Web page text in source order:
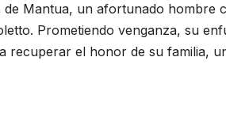
de Mantua, un afortunado hombre
Prometiendo venganza, su
recuperar el honor de su familia,